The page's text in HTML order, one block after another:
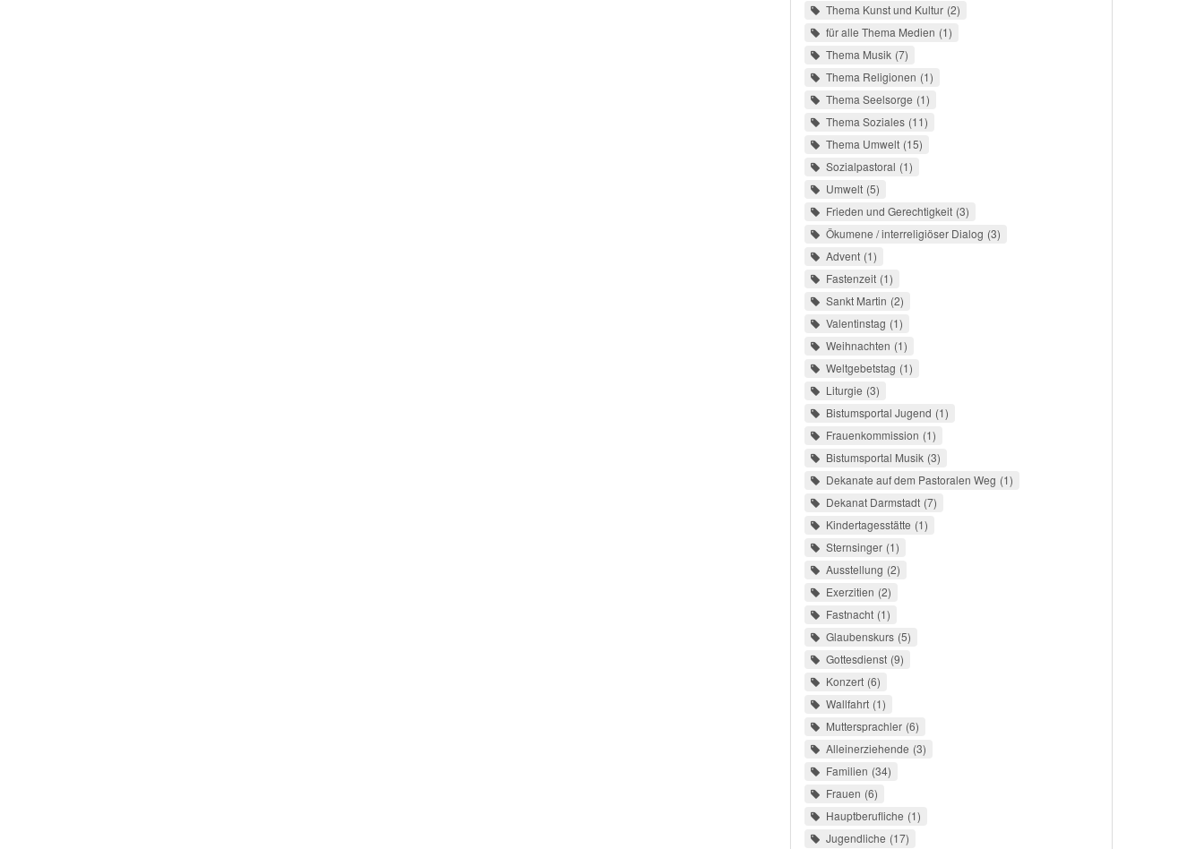
Thema Kunst und Kultur 2
für alle Thema Medien 1
Thema Musik 7
Thema Religionen 1
Thema Seelsorge 1
Thema Soziales 11
Thema Umwelt 15
Sozialpastoral 1
Umwelt 5
Frieden und Gerechtigkeit 3
Ökumene / interreligiöser Dialog 3
Advent 1
Fastenzeit 1
Sankt Martin 2
Valentinstag 1
Weihnachten 1
Weltgebetstag 1
Liturgie 3
Bistumsportal Jugend 1
Frauenkommission 1
Bistumsportal Musik 3
Dekanate auf dem Pastoralen Weg 1
Dekanat Darmstadt 7
Kindertagesstätte 1
Sternsinger 1
Ausstellung 2
Exerzitien 2
Fastnacht 1
Glaubenskurs 5
Gottesdienst 9
Konzert 6
Wallfahrt 1
Muttersprachler 6
Alleinerziehende 3
Familien 34
Frauen 6
Hauptberufliche 1
Jugendliche 17